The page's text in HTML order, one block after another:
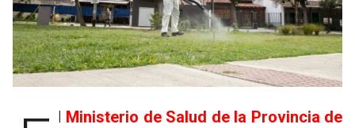
El Ministerio de Salud de la Provincia de